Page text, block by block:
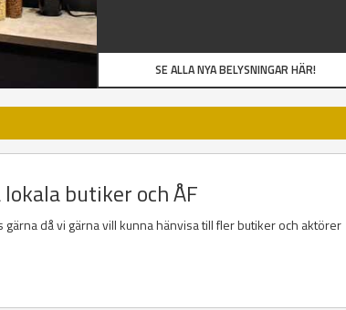
SE ALLA NYA BELYSNINGAR HÄR!
butiker och ÅF
då vi gärna vill kunna hänvisa till fler butiker och aktörer